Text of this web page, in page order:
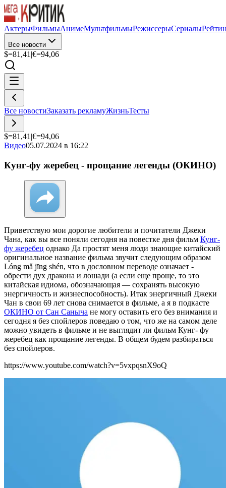
АктерыФильмыАнимеМультфильмыРежиссерыСериалы
Все новости
$=81,41 |€=94,06
Все новостиЗаказать рекламуЖизньТесты
$=81,41 |€=94,06
Видео05.07.2024 в 16:22
Кунг-фу жеребец - прощание легенды (ОКИНО)
Приветствую мои дорогие любители и почитатели Джеки
Чана, как вы все поняли сегодня на повестке дня фильм Кунг-
фу жеребец однако Да простят меня люди знающие китайский
оригинальное название фильма звучит следующим образом
Lóng mǎ jīng shén, что в дословном переводе означает -
обрести дух дракона и лошади (а если еще проще, то это
китайская идиома, обозначающая — сохранять высокую
энергичность и жизнеспособность). Итак энергичный Джеки
Чан в свои 69 лет снова снимается в фильме, а я в подкасте
ОКИНО от Сан Саныча не могу оставить его без внимания и
сегодня я без спойлеров поведаю о том, что же на самом деле
можно увидеть в фильме и не выглядит ли фильм Кунг- фу
жеребец как прощание легенды. В общем будем разбираться
без спойлеров.
https://www.youtube.com/watch?v=5vxpqsnX9oQ